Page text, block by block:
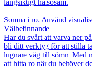
långsiktigt hälsosam.
Somna i ro: Använd
Välbefinnande
Har du svårt att varva ner
bli ditt verktyg för att stilla
lugnare väg till sömn. Med
att hitta ro när du behöver